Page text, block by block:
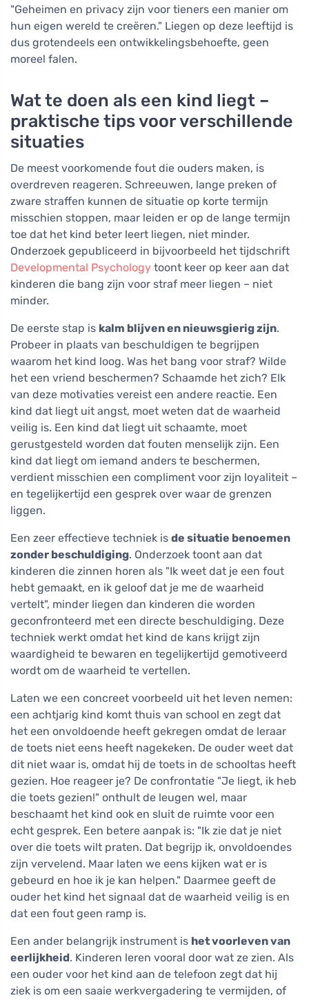
"Geheimen en privacy zijn voor tieners een manier om
hun eigen wereld te creëren." Liegen op deze leeftijd is
dus grotendeels een ontwikkelingsbehoefte, geen
moreel falen.
Wat te doen als een kind liegt –
praktische tips voor verschillende
situaties
De meest voorkomende fout die ouders maken, is
overdreven reageren. Schreeuwen, lange preken of
zware straffen kunnen de situatie op korte termijn
misschien stoppen, maar leiden er op de lange termijn
toe dat het kind beter leert liegen, niet minder.
Onderzoek gepubliceerd in bijvoorbeeld het tijdschrift
Developmental Psychology toont keer op keer aan dat
kinderen die bang zijn voor straf meer liegen – niet
minder.
De eerste stap is kalm blijven en nieuwsgierig zijn.
Probeer in plaats van beschuldigen te begrijpen
waarom het kind loog. Was het bang voor straf? Wilde
het een vriend beschermen? Schaamde het zich? Elk
van deze motivaties vereist een andere reactie. Een
kind dat liegt uit angst, moet weten dat de waarheid
veilig is. Een kind dat liegt uit schaamte, moet
gerustgesteld worden dat fouten menselijk zijn. Een
kind dat liegt om iemand anders te beschermen,
verdient misschien een compliment voor zijn loyaliteit –
en tegelijkertijd een gesprek over waar de grenzen
liggen.
Een zeer effectieve techniek is de situatie benoemen
zonder beschuldiging. Onderzoek toont aan dat
kinderen die zinnen horen als "Ik weet dat je een fout
hebt gemaakt, en ik geloof dat je me de waarheid
vertelt", minder liegen dan kinderen die worden
geconfronteerd met een directe beschuldiging. Deze
techniek werkt omdat het kind de kans krijgt zijn
waardigheid te bewaren en tegelijkertijd gemotiveerd
wordt om de waarheid te vertellen.
Laten we een concreet voorbeeld uit het leven nemen:
een achtjarig kind komt thuis van school en zegt dat
het een onvoldoende heeft gekregen omdat de leraar
de toets niet eens heeft nagekeken. De ouder weet dat
dit niet waar is, omdat hij de toets in de schooltas heeft
gezien. Hoe reageer je? De confrontatie "Je liegt, ik heb
die toets gezien!" onthult de leugen wel, maar
beschaamt het kind ook en sluit de ruimte voor een
echt gesprek. Een betere aanpak is: "Ik zie dat je niet
over die toets wilt praten. Dat begrijp ik, onvoldoendes
zijn vervelend. Maar laten we eens kijken wat er is
gebeurd en hoe ik je kan helpen." Daarmee geeft de
ouder het kind het signaal dat de waarheid veilig is en
dat een fout geen ramp is.
Een ander belangrijk instrument is het voorleven van
eerlijkheid. Kinderen leren vooral door wat ze zien. Als
een ouder voor het kind aan de telefoon zegt dat hij
ziek is om een saaie werkvergadering te vermijden, of